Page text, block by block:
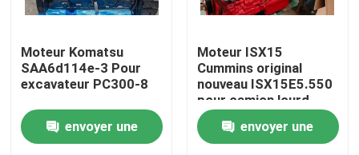
Aperçu
Moteur Komatsu
SAA6d114e-3 Pour
excavateur PC300-8
envoyer une
Moteur ISX15
Cummins original
nouveau ISX15E5.550
pour camion lourd
envoyer une